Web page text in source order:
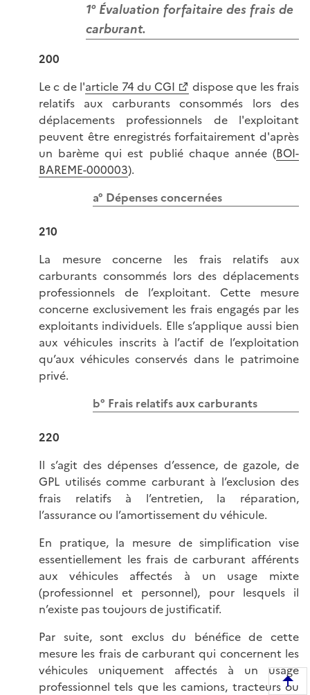
1° Évaluation forfaitaire des frais de
carburant.
200
Le c de l'article 74 du CGI
dispose que les frais
relatifs aux carburants consommés lors des
déplacements professionnels de l'exploitant
peuvent être enregistrés forfaitairement d'après
un barème qui est publié chaque année (BOI-
BAREME-000003).
a° Dépenses concernées
210
La mesure concerne les frais relatifs aux
carburants consommés lors des déplacements
professionnels de l’exploitant. Cette mesure
concerne exclusivement les frais engagés par les
exploitants individuels. Elle s’applique aussi bien
aux véhicules inscrits à l’actif de l’exploitation
qu’aux véhicules conservés dans le patrimoine
privé.
b° Frais relatifs aux carburants
220
Il s’agit des dépenses d’essence, de gazole, de
GPL utilisés comme carburant à l’exclusion des
frais relatifs à l’entretien, la réparation,
l’assurance ou l’amortissement du véhicule.
En pratique, la mesure de simplification vise
essentiellement les frais de carburant afférents
aux véhicules affectés à un usage mixte
(professionnel et personnel), pour lesquels il
n’existe pas toujours de justificatif.
Par suite, sont exclus du bénéfice de cette
mesure les frais de carburant qui concernent les
véhicules uniquement affectés à un usage
professionnel tels que les camions, tracteurs ou
R